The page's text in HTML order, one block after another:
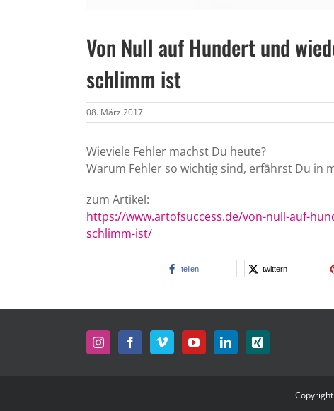
Von Null auf Hundert und
schlimm ist
08. März 2017
Wieviele Fehler machst Du heute?
Warum Fehler so wichtig sind, erfährst Du in
zum Artikel:
https://www.artofsuccess.de/von-null-auf-
schlimm-ist/
teilen twittern